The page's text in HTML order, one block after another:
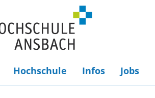
Hochschule Infos Jobs